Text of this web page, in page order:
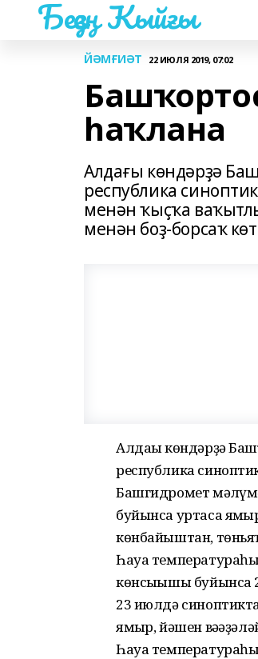
Беҙҙең Ҡыйғы
ЙӘМҒИӘТ 22 ИЮЛЯ 2019, 07:02
һаҡлана
Алдағы көндәрҙә
республика
менән ҡыҫҡа
менән боҙ-борсаҡ
Алдағы көндәрҙә
республика
Башгидромет
буйынса уртаса
көнбайыштан,
Һауа
көнсығышы буйынса
23 июлдә
ямғыр, йәшен
Һауа